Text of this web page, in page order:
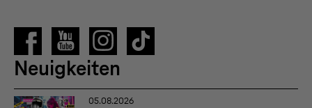
Neuigkeiten
05.08.2026